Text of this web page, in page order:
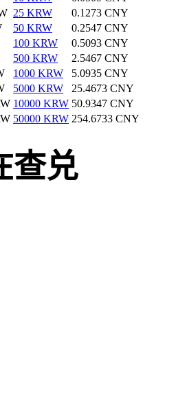
25 KRW
0.1273 CNY
50 KRW
0.2547 CNY
100 KRW
0.5093 CNY
500 KRW
2.5467 CNY
1000 KRW
5.0935 CNY
5000 KRW
25.4673 CNY
10000 KRW 50.9347 CNY
50000 KRW 254.6733 CNY
查兑